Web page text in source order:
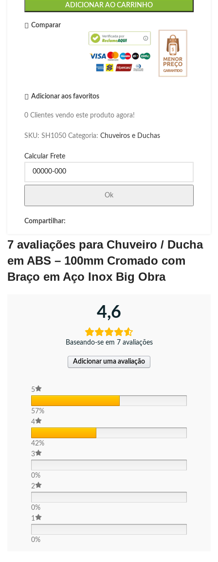
ADICIONAR AO CARRINHO
Comparar
Adicionar aos favoritos
0 Clientes vendo este produto agora!
SKU: SH1050 Categoria: Chuveiros e Duchas
Calcular Frete
Ok
Compartilhar:
7 avaliações para Chuveiro / Ducha
em ABS – 100mm Cromado com
Braço em Aço Inox Big Obra
4,6
Baseando-se em 7 avaliações
Adicionar uma avaliação
5
57%
4
42%
3
0%
2
0%
1
0%